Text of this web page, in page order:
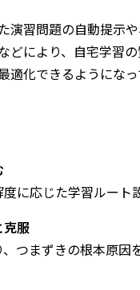
演習問題の自動提示
どにより、自宅学習
適化できるようになっ
に応じた学習ルート
克服
つまずきの根本原因